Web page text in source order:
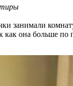
занимали
как она больше